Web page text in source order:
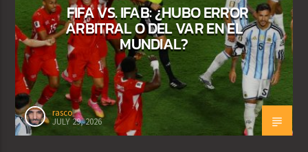
FIFA VS. IFAB: ¿HUBO ERROR
ARBITRAL O DEL VAR EN EL
MUNDIAL?
rasco
JULY 29, 2026